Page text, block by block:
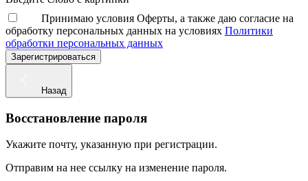
Принимаю условия Оферты, а также даю согласие на
обработку персональных данных на условиях Политики
обработки персональных данных
Зарегистрироваться
Назад
Восстановление пароля
Укажите почту, указанную при регистрации.
Отправим на нее ссылку на изменение пароля.